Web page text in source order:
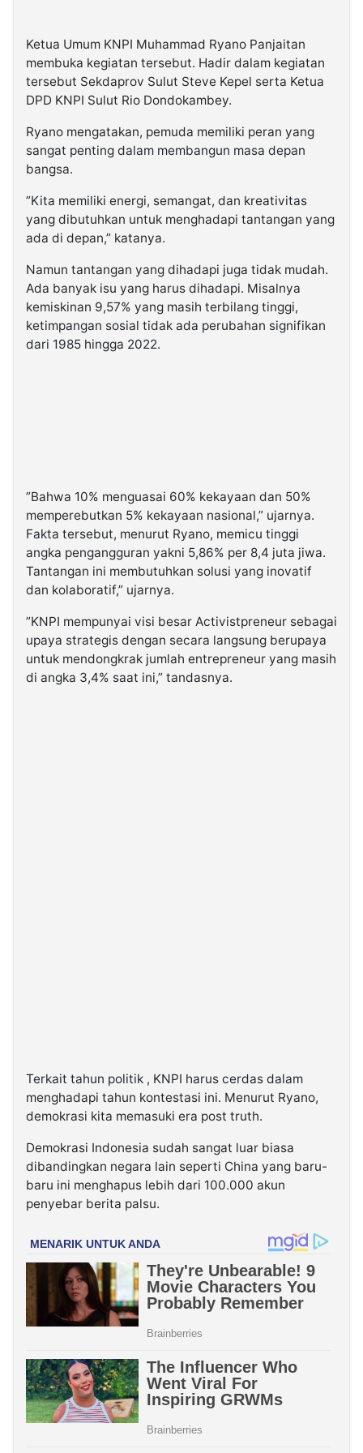
Ketua Umum KNPI Muhammad Ryano Panjaitan
membuka kegiatan tersebut. Hadir dalam kegiatan
tersebut Sekdaprov Sulut Steve Kepel serta Ketua
DPD KNPI Sulut Rio Dondokambey.
Ryano mengatakan, pemuda memiliki peran yang
sangat penting dalam membangun masa depan
bangsa.
”Kita memiliki energi, semangat, dan kreativitas
yang dibutuhkan untuk menghadapi tantangan yang
ada di depan,” katanya.
Namun tantangan yang dihadapi juga tidak mudah.
Ada banyak isu yang harus dihadapi. Misalnya
kemiskinan 9,57% yang masih terbilang tinggi,
ketimpangan sosial tidak ada perubahan signifikan
dari 1985 hingga 2022.
”Bahwa 10% menguasai 60% kekayaan dan 50%
memperebutkan 5% kekayaan nasional,” ujarnya.
Fakta tersebut, menurut Ryano, memicu tinggi
angka pengangguran yakni 5,86% per 8,4 juta jiwa.
Tantangan ini membutuhkan solusi yang inovatif
dan kolaboratif,” ujarnya.
”KNPI mempunyai visi besar Activistpreneur sebagai
upaya strategis dengan secara langsung berupaya
untuk mendongkrak jumlah entrepreneur yang masih
di angka 3,4% saat ini,” tandasnya.
Terkait tahun politik , KNPI harus cerdas dalam
menghadapi tahun kontestasi ini. Menurut Ryano,
demokrasi kita memasuki era post truth.
Demokrasi Indonesia sudah sangat luar biasa
dibandingkan negara lain seperti China yang baru-
baru ini menghapus lebih dari 100.000 akun
penyebar berita palsu.